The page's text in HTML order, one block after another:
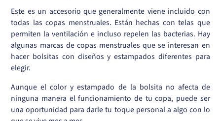
Este es un accesorio que generalmente viene incluido con
todas las copas menstruales. Están hechas con telas que
permiten la ventilación e incluso repelen las bacterias. Hay
algunas marcas de copas menstruales que se interesan en
hacer bolsitas con diseños y estampados diferentes para
elegir.
Aunque el color y estampado de la bolsita no afecta de
ninguna manera el funcionamiento de tu copa, puede ser
una oportunidad para darle tu toque personal a algo con lo